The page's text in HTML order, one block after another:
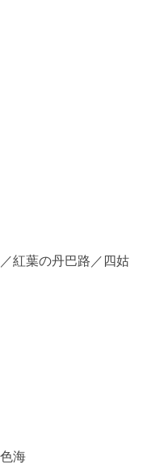
紅葉の丹巴路／四姑
海